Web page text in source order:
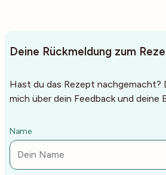
Deine Rückmeldung zum
Hast du das Rezept nachgemacht?
mich über dein Feedback und deine
Name